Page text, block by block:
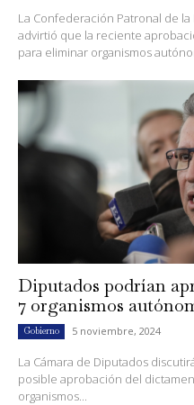
La Confederación Patronal de la
advirtió que la reciente
para eliminar organismos
Diputados podrían
7 organismos
Gobierno 5 noviembre, 2024
La Cámara de Diputados
posible aprobación del
organismos...